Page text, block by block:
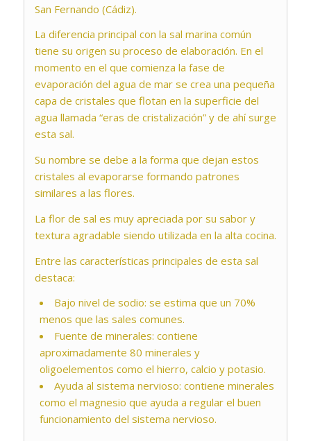
San Fernando (Cádiz).
La diferencia principal con la sal marina común
tiene su origen su proceso de elaboración. En el
momento en el que comienza la fase de
evaporación del agua de mar se crea una pequeña
capa de cristales que flotan en la superficie del
agua llamada “eras de cristalización” y de ahí surge
esta sal.
Su nombre se debe a la forma que dejan estos
cristales al evaporarse formando patrones
similares a las flores.
La flor de sal es muy apreciada por su sabor y
textura agradable siendo utilizada en la alta cocina.
Entre las características principales de esta sal
destaca:
Bajo nivel de sodio: se estima que un 70%
menos que las sales comunes.
Fuente de minerales: contiene
aproximadamente 80 minerales y
oligoelementos como el hierro, calcio y potasio.
Ayuda al sistema nervioso: contiene minerales
como el magnesio que ayuda a regular el buen
funcionamiento del sistema nervioso.